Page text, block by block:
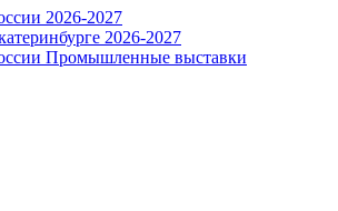
2026-2027
2026-2027
Промышленные выставки